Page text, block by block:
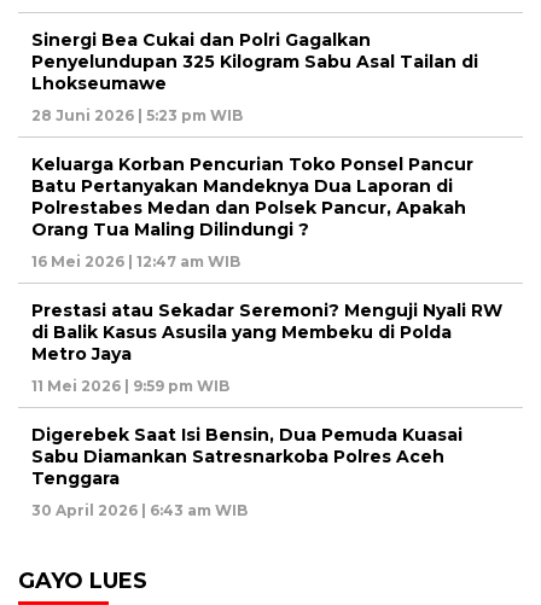
Sinergi Bea Cukai dan Polri Gagalkan
Penyelundupan 325 Kilogram Sabu Asal Tailan di
Lhokseumawe
28 Juni 2026 | 5:23 pm WIB
Keluarga Korban Pencurian Toko Ponsel Pancur
Batu Pertanyakan Mandeknya Dua Laporan di
Polrestabes Medan dan Polsek Pancur, Apakah
Orang Tua Maling Dilindungi ?
16 Mei 2026 | 12:47 am WIB
Prestasi atau Sekadar Seremoni? Menguji Nyali RW
di Balik Kasus Asusila yang Membeku di Polda
Metro Jaya
11 Mei 2026 | 9:59 pm WIB
Digerebek Saat Isi Bensin, Dua Pemuda Kuasai
Sabu Diamankan Satresnarkoba Polres Aceh
Tenggara
30 April 2026 | 6:43 am WIB
GAYO LUES